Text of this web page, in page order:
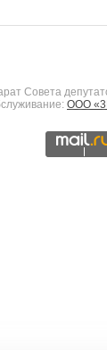
Совета
ООО